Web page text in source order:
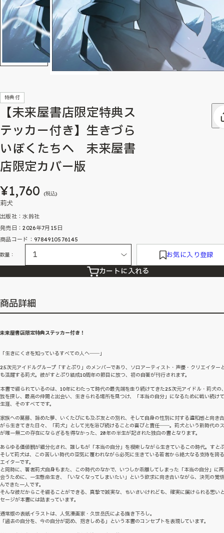
特典付
【未来屋書店限定特典ス
テッカー付き】生きづら
いぼくたちへ 未来屋書
店限定カバー版
¥1,760 (税込)
莉犬
出版社：水鈴社
発売日：2026年7月15日
商品コード：9784910576145
数量： お気に入り登録
カートに入れる
商品詳細
未来屋書店限定特典ステッカー付き！
「生きにくさを知っているすべての人へ――」
2.5次元アイドルグループ「すとぷり」のメンバーであり、ソロアーティスト・声優・クリエイター
も活躍する莉犬。彼がすとぷり結成10周年の節目に放つ、初の自著が刊行されます。
本書で綴られているのは、10年にわたって時代の最先端を走り続けてきた2.5次元アイドル・莉犬の
我を探し、最高の仲間と出会い、生きられる場所を見つけ、「本当の自分」になるために戦い続け
生涯、そのすべてです。
家族への葛藤、諦めた夢、いくたびにも及ぶ友との別れ、そして自身の性別に対する違和感と向き
がら生きてきた日々、「莉犬」として光を浴び続けることの喜びと責任――。莉犬という新時代の
が唯一無二の存在にならざるを得なかった、28年の半生が記された独白の書となります。
あらゆる価値観が細分化され、誰しもが「本当の自分」を模索しながら生きているこの時代。すと
そして莉犬は、この苦しい時代の空気に覆われながら必死に生きている若者から絶大なる支持を誇
エイターです。
と同時に、著者莉犬自身もまた、この時代のなかで、いつしか乖離してしまった「本当の自分」に
会うために、一生懸命生き、「いなくなってしまいたい」という欲求に向き合いながら、決死の覚
んできた一人です。
そんな彼だからこそ綴ることができる、真摯で誠実な、ちいさいけれども、確実に届けられる思い
セージが本書には詰まっています。
通常版の表紙イラストは、人気漫画家・久世岳氏による描き下ろし。
「過去の自分を、今の自分が認め、抱きしめる」という本書のコンセプトを表現しています。